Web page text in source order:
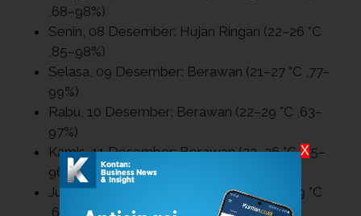
,68–98%)
Senin, 08 Desember: Hujan Ringan (22–26 °C
,85–98%)
Selasa, 09 Desember: Berawan (21–27 °C ,77–
99%)
Rabu, 10 Desember: Berawan (22–29 °C ,63–
97%)
Kamis, 11 Desember: Berawan (22–26 °C ,75–
96%)
Jumat, 12 Desember: Hujan Ringan (21–29 °C
,65–98%)
X